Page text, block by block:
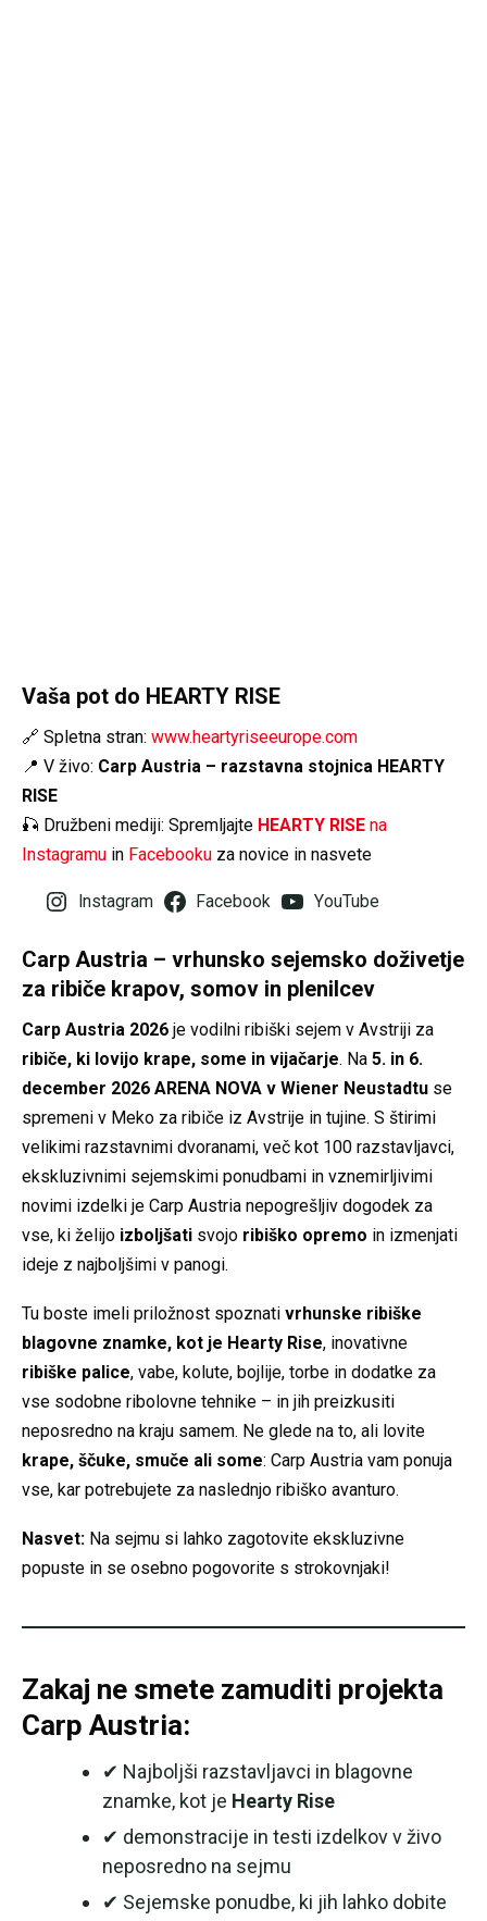
Vaša pot do HEARTY RISE
🔗 Spletna stran: www.heartyriseeurope.com
📍 V živo: Carp Austria – razstavna stojnica HEARTY
RISE
🎣 Družbeni mediji: Spremljajte HEARTY RISE na
Instagramu in Facebooku za novice in nasvete
Instagram Facebook YouTube
Carp Austria – vrhunsko sejemsko doživetje
za ribiče krapov, somov in plenilcev
Carp Austria 2026 je vodilni ribiški sejem v Avstriji za
ribiče, ki lovijo krape, some in vijačarje. Na 5. in 6.
december 2026 ARENA NOVA v Wiener Neustadtu se
spremeni v Meko za ribiče iz Avstrije in tujine. S štirimi
velikimi razstavnimi dvoranami, več kot 100 razstavljavci,
ekskluzivnimi sejemskimi ponudbami in vznemirljivimi
novimi izdelki je Carp Austria nepogrešljiv dogodek za
vse, ki želijo izboljšati svojo ribiško opremo in izmenjati
ideje z najboljšimi v panogi.
Tu boste imeli priložnost spoznati vrhunske ribiške
blagovne znamke, kot je Hearty Rise, inovativne
ribiške palice, vabe, kolute, bojlije, torbe in dodatke za
vse sodobne ribolovne tehnike – in jih preizkusiti
neposredno na kraju samem. Ne glede na to, ali lovite
krape, ščuke, smuče ali some: Carp Austria vam ponuja
vse, kar potrebujete za naslednjo ribiško avanturo.
Nasvet: Na sejmu si lahko zagotovite ekskluzivne
popuste in se osebno pogovorite s strokovnjaki!
Zakaj ne smete zamuditi projekta
Carp Austria:
✔ Najboljši razstavljavci in blagovne
znamke, kot je Hearty Rise
✔ demonstracije in testi izdelkov v živo
neposredno na sejmu
✔ Sejemske ponudbe, ki jih lahko dobite